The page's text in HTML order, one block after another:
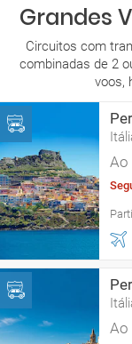
Grandes
Circuitos com
combinadas de 2
voos,
Ao
Ao